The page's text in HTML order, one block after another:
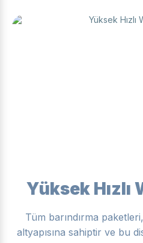
Yüksek Hızlı
Tüm barındırma
altyapısına sahiptir ve bu